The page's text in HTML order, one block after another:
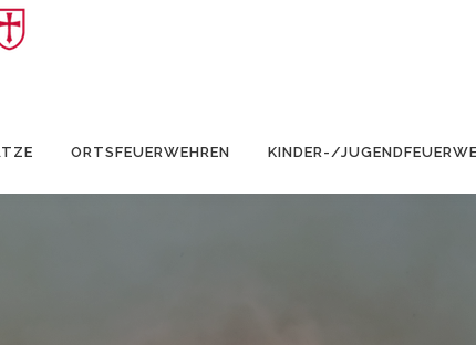
ORTSFEUERWEHREN KINDER-/